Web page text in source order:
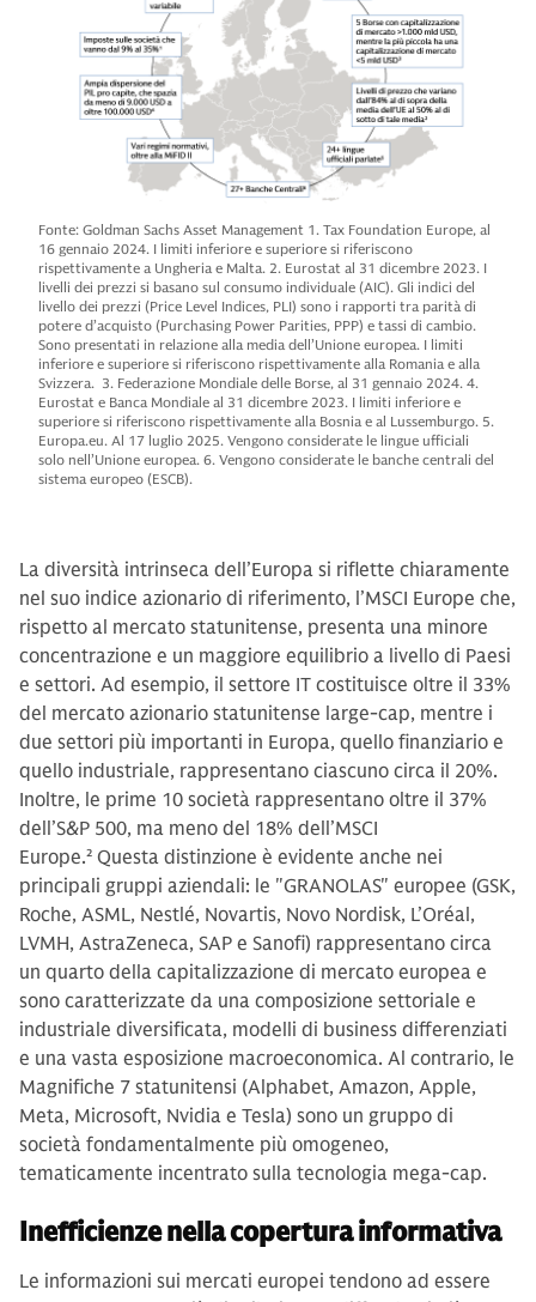
Fonte: Goldman Sachs Asset Management 1. Tax Foundation Europe, al
16 gennaio 2024. I limiti inferiore e superiore si riferiscono
rispettivamente a Ungheria e Malta. 2. Eurostat al 31 dicembre 2023. I
livelli dei prezzi si basano sul consumo individuale (AIC). Gli indici del
livello dei prezzi (Price Level Indices, PLI) sono i rapporti tra parità di
potere d’acquisto (Purchasing Power Parities, PPP) e tassi di cambio.
Sono presentati in relazione alla media dell’Unione europea. I limiti
inferiore e superiore si riferiscono rispettivamente alla Romania e alla
Svizzera. 3. Federazione Mondiale delle Borse, al 31 gennaio 2024. 4.
Eurostat e Banca Mondiale al 31 dicembre 2023. I limiti inferiore e
superiore si riferiscono rispettivamente alla Bosnia e al Lussemburgo. 5.
Europa.eu. Al 17 luglio 2025. Vengono considerate le lingue ufficiali
solo nell’Unione europea. 6. Vengono considerate le banche centrali del
sistema europeo (ESCB).
La diversità intrinseca dell’Europa si riflette chiaramente
nel suo indice azionario di riferimento, l’MSCI Europe che,
rispetto al mercato statunitense, presenta una minore
concentrazione e un maggiore equilibrio a livello di Paesi
e settori. Ad esempio, il settore IT costituisce oltre il 33%
del mercato azionario statunitense large-cap, mentre i
due settori più importanti in Europa, quello finanziario e
quello industriale, rappresentano ciascuno circa il 20%.
Inoltre, le prime 10 società rappresentano oltre il 37%
dell’S&P 500, ma meno del 18% dell’MSCI
Europe.2 Questa distinzione è evidente anche nei
principali gruppi aziendali: le "GRANOLAS" europee (GSK,
Roche, ASML, Nestlé, Novartis, Novo Nordisk, L’Oréal,
LVMH, AstraZeneca, SAP e Sanofi) rappresentano circa
un quarto della capitalizzazione di mercato europea e
sono caratterizzate da una composizione settoriale e
industriale diversificata, modelli di business differenziati
e una vasta esposizione macroeconomica. Al contrario, le
Magnifiche 7 statunitensi (Alphabet, Amazon, Apple,
Meta, Microsoft, Nvidia e Tesla) sono un gruppo di
società fondamentalmente più omogeneo,
tematicamente incentrato sulla tecnologia mega-cap.
Inefficienze nella copertura informativa
Le informazioni sui mercati europei tendono ad essere